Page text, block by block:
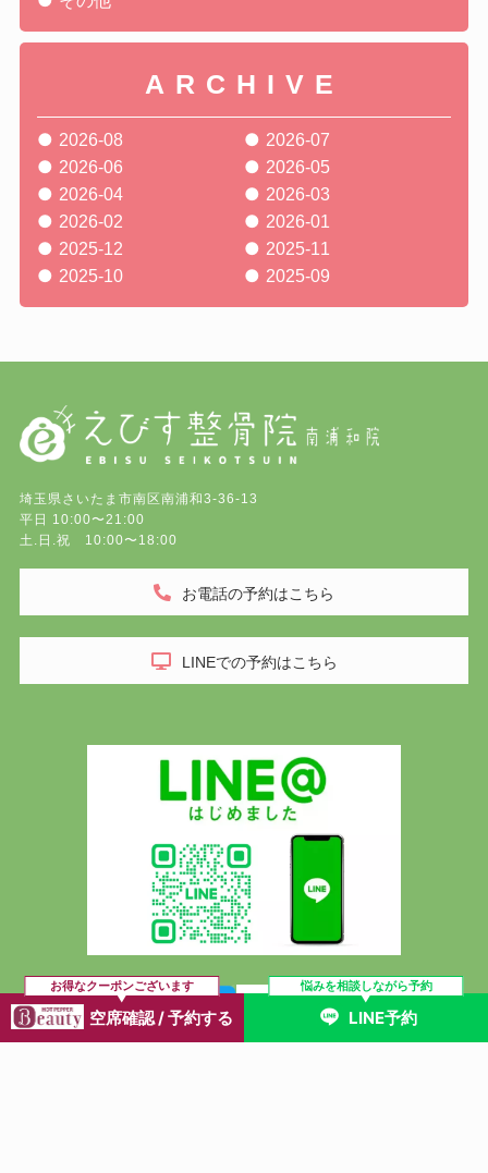
空席確認 / 予約する
お得なクーポンございます 悩みを相談しながら予約
LINE予約
ARCHIVE
2026-08
2026-07
2026-06
2026-05
2026-04
2026-03
2026-02
2026-01
2025-12
2025-11
2025-10
2025-09
埼玉県さいたま市南区南浦和3-36-13
平日 10:00〜21:00
土.日.祝 10:00〜18:00
お電話の予約はこちら
LINEでの予約はこちら